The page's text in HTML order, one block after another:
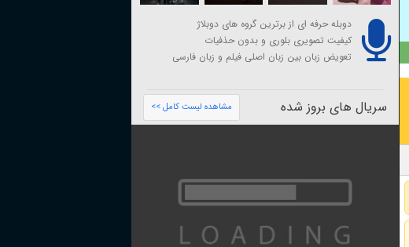
دوبله حرفه ای از برترین گروه های دوبلاژ
کیفیت تصویری بلوری و بدون حذفیات
تعویض زبان بین زبان اصلی فیلم و زبان فارسی
سریال های بروز شده مشاهده لیست کامل >>